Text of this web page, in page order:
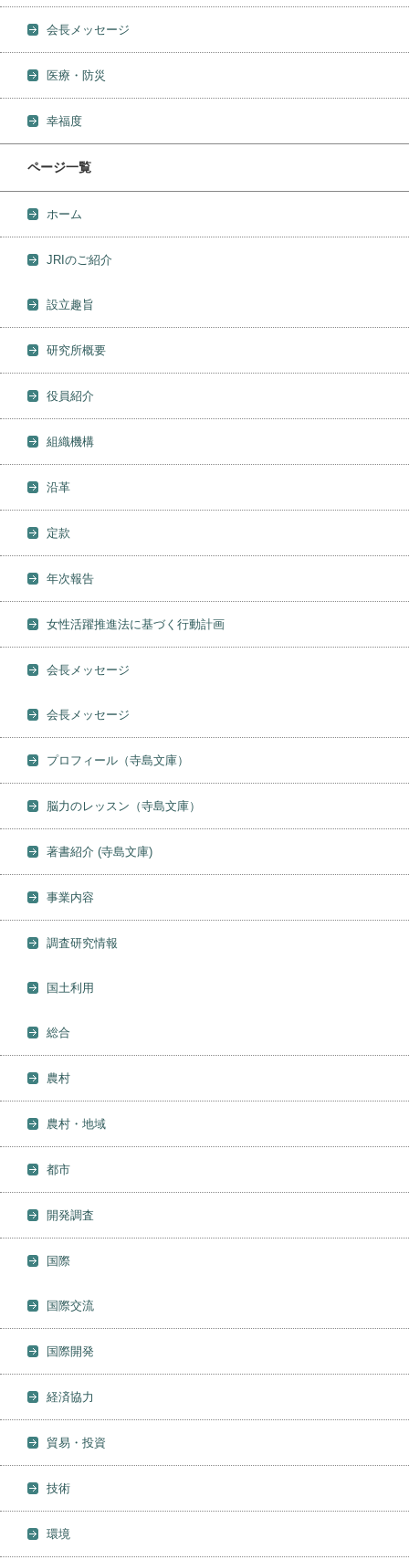
会長メッセージ
医療・防災
幸福度
ページ一覧
ホーム
JRIのご紹介
設立趣旨
研究所概要
役員紹介
組織機構
沿革
定款
年次報告
女性活躍推進法に基づく行動計画
会長メッセージ
会長メッセージ
プロフィール（寺島文庫）
脳力のレッスン（寺島文庫）
著書紹介 (寺島文庫)
事業内容
調査研究情報
国土利用
総合
農村
農村・地域
都市
開発調査
国際
国際交流
国際開発
経済協力
貿易・投資
技術
環境